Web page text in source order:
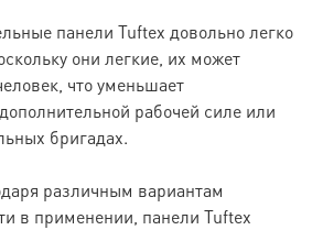
панели Tuftex довольно легко
они легкие, их может
что уменьшает
рабочей силе или
бригадах.
различным вариантам
в применении, панели Tuftex